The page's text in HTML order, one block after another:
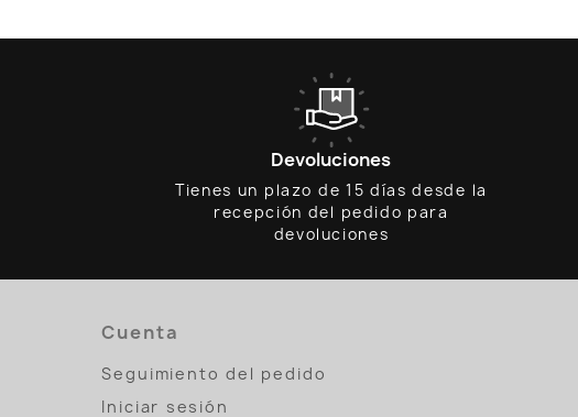
Devoluciones
Tienes un plazo de 15 días desde la
recepción del pedido para
devoluciones
Cuenta
Seguimiento del pedido
Iniciar sesión